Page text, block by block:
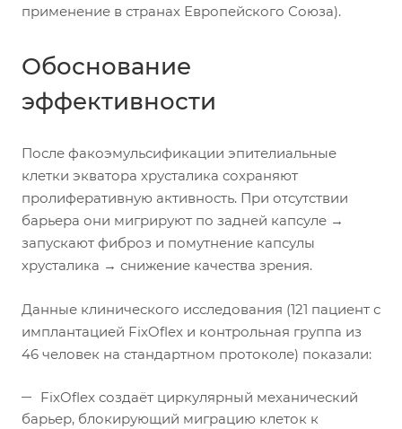
применение в странах Европейского Союза).
Обоснование
эффективности
После факоэмульсификации эпителиальные
клетки экватора хрусталика сохраняют
пролиферативную активность. При отсутствии
барьера они мигрируют по задней капсуле →
запускают фиброз и помутнение капсулы
хрусталика → снижение качества зрения.
Данные клинического исследования (121 пациент с
имплантацией FixOflex и контрольная группа из
46 человек на стандартном протоколе) показали:
FixOflex создаёт циркулярный механический
барьер, блокирующий миграцию клеток к